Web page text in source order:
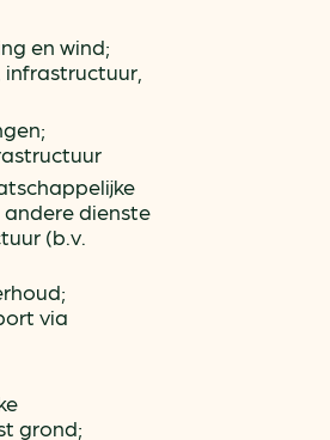
en wind;
dienste
(b.v.
via
grond;